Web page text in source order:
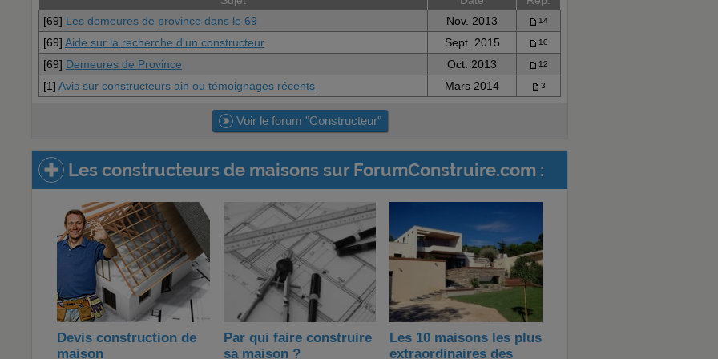
[69] Les demeures de province dans le 69 Nov. 2013 14
[69] Aide sur la recherche d'un constructeur Sept. 2015 10
[69] Demeures de Province Oct. 2013 12
[1] Avis sur constructeurs ain ou témoignages récents Mars 2014 3
Voir le forum "Constructeur"
Les constructeurs de maisons sur ForumConstruire.com :
Devis construction de
maison
Par qui faire construire
sa maison ?
Les 10 maisons les plus
extraordinaires des